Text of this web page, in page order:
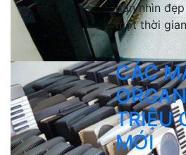
đàn nhìn
một thời
CÁC
TRIỆU
MỚI